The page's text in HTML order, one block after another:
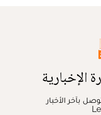
الإخبارية
بآخر الأخبار